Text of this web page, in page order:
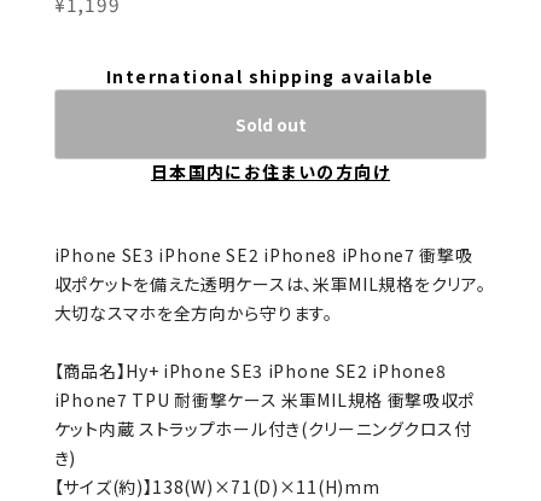
International shipping available
Sold out
日本国内にお住まいの方向け
iPhone SE3 iPhone SE2 iPhone8 iPhone7 衝撃吸
収ポケットを備えた透明ケースは、米軍MIL規格をクリア。
大切なスマホを全方向から守ります。
【商品名】Hy+ iPhone SE3 iPhone SE2 iPhone8
iPhone7 TPU 耐衝撃ケース 米軍MIL規格 衝撃吸収ポ
ケット内蔵 ストラップホール付き(クリーニングクロス付
き)
【サイズ(約)】138(W)×71(D)×11(H)mm